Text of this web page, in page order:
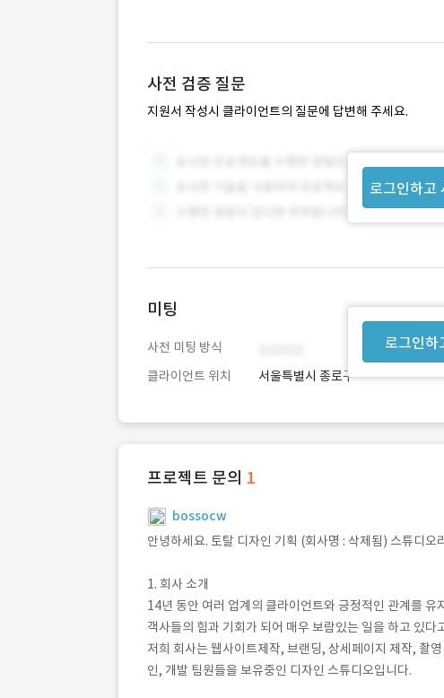
사전 검증 질문
지원서 작성시 클라이언트의 질문에 답변해 주세요.
로그인하고
로그인하
미팅
사전 미팅 방식
클라이언트 위치
서울특별시 종로구
프로젝트 문의 1
bossocw
안녕하세요. 토탈 디자인 기획 (회사명 : 삭제됨) 스튜디오
1. 회사 소개
14년 동안 여러 업계의 클라이언트와 긍정적인 관계를
객사들의 힘과 기회가 되어 매우 보람있는 일을 하고 있다
저희 회사는 웹사이트제작, 브랜딩, 상세페이지 제작, 촬
인, 개발 팀원들을 보유중인 디자인 스튜디오입니다.